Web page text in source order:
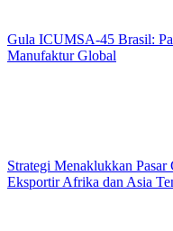
Gula ICUMSA-45 Brasil:
Manufaktur Global
Strategi Menaklukkan
Eksportir Afrika dan Asia